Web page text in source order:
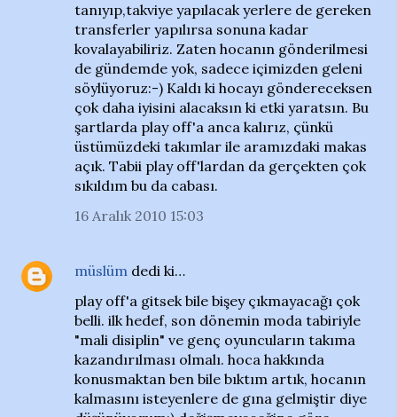
tanıyıp,takviye yapılacak yerlere de gereken
transferler yapılırsa sonuna kadar
kovalayabiliriz. Zaten hocanın gönderilmesi
de gündemde yok, sadece içimizden geleni
söylüyoruz:-) Kaldı ki hocayı göndereceksen
çok daha iyisini alacaksın ki etki yaratsın. Bu
şartlarda play off'a anca kalırız, çünkü
üstümüzdeki takımlar ile aramızdaki makas
açık. Tabii play off'lardan da gerçekten çok
sıkıldım bu da cabası.
16 Aralık 2010 15:03
müslüm dedi ki…
play off'a gitsek bile bişey çıkmayacağı çok
belli. ilk hedef, son dönemin moda tabiriyle
"mali disiplin" ve genç oyuncuların takıma
kazandırılması olmalı. hoca hakkında
konusmaktan ben bile bıktım artık, hocanın
kalmasını isteyenlere de gına gelmiştir diye